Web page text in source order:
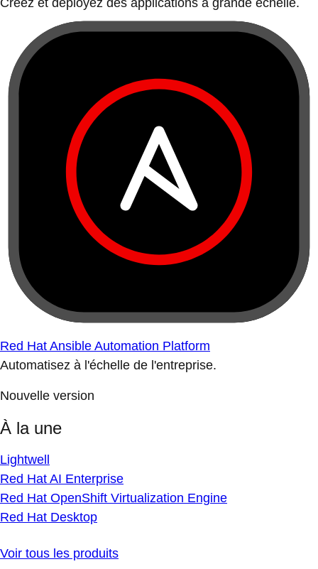
Créez et déployez des applications à grande échelle.
Red Hat Ansible Automation Platform
Automatisez à l'échelle de l'entreprise.
Nouvelle version
À la une
Lightwell
Red Hat AI Enterprise
Red Hat OpenShift Virtualization Engine
Red Hat Desktop
Voir tous les produits